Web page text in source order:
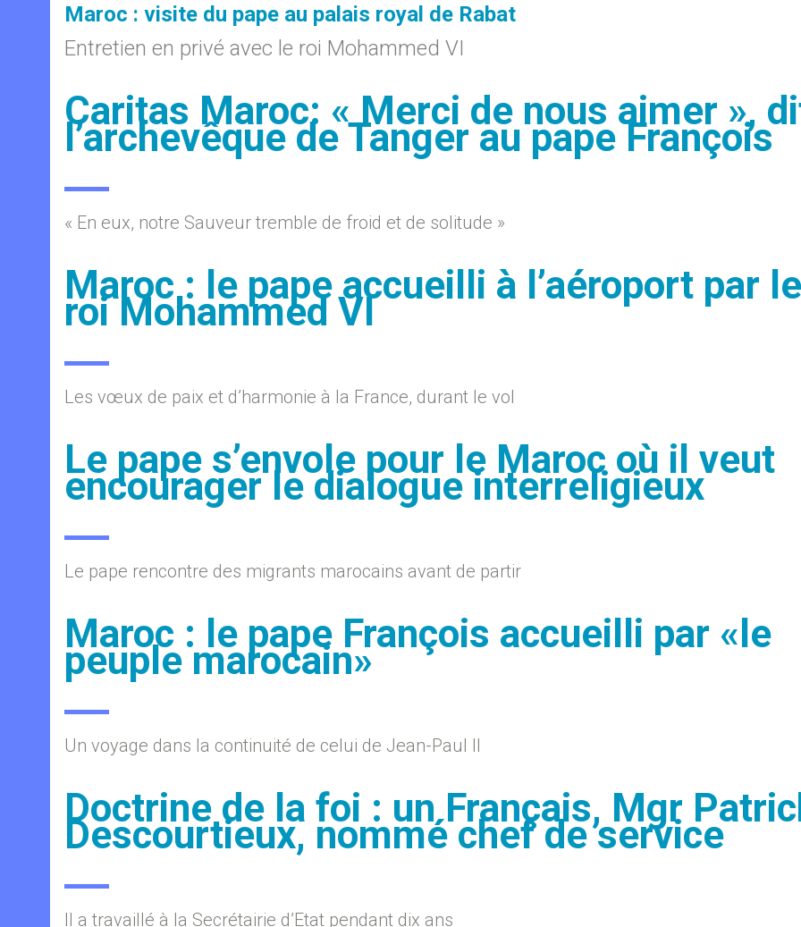
Maroc : visite du pape au palais royal de Rabat
Entretien en privé avec le roi Mohammed VI
Caritas Maroc: « Merci de nous aimer »,
l’archevêque de Tanger au pape François
« En eux, notre Sauveur tremble de froid et de solitude »
Maroc : le pape accueilli à l’aéroport par le
roi Mohammed VI
Les vœux de paix et d’harmonie à la France, durant le vol
Le pape s’envole pour le Maroc où il veut
encourager le dialogue interreligieux
Le pape rencontre des migrants marocains avant de partir
Maroc : le pape François accueilli par «le
peuple marocain»
Un voyage dans la continuité de celui de Jean-Paul II
Doctrine de la foi : un Français, Mgr
Descourtieux, nommé chef de service
Il a travaillé à la Secrétairie d’Etat pendant dix ans